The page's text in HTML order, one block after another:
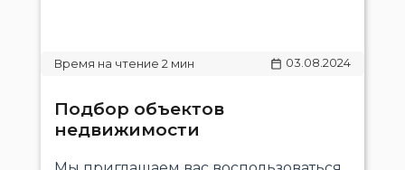
03.08.2024
Подбор объектов
недвижимости